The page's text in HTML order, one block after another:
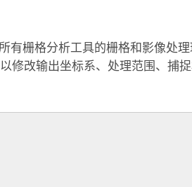
有栅格分析工具的栅格和影像处
修改输出坐标系、处理范围、捕